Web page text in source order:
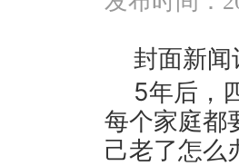
封面新
5年后，
每个家庭都
己老了怎么